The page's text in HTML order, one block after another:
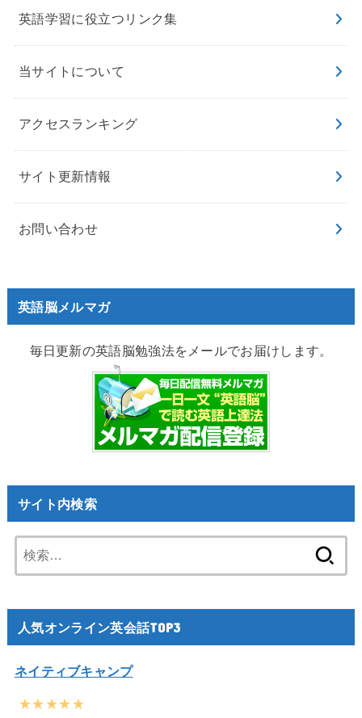
英語学習に役立つリンク集
当サイトについて
アクセスランキング
サイト更新情報
お問い合わせ
英語脳メルマガ
毎日更新の英語脳勉強法をメールでお届けします。
サイト内検索
索:
人気オンライン英会話TOP3
ネイティブキャンプ
★★★★★